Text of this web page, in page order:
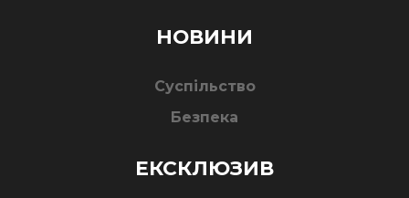
НОВИНИ
Суспільство
Безпека
ЕКСКЛЮЗИВ